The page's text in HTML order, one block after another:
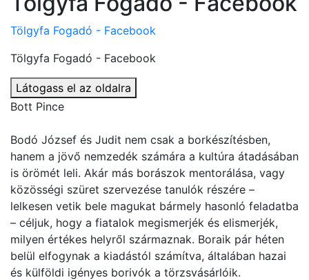
Tölgyfa Fogadó - Facebook
Tölgyfa Fogadó - Facebook
Látogass el az oldalra
Bott Pince
Bodó József és Judit nem csak a borkészítésben,
hanem a jövő nemzedék számára a kultúra átadásában
is örömét leli. Akár más borászok mentorálása, vagy
közösségi szüret szervezése tanulók részére –
lelkesen vetik bele magukat bármely hasonló feladatba
– céljuk, hogy a fiatalok megismerjék és elismerjék,
milyen értékes helyről származnak. Boraik pár héten
belül elfogynak a kiadástól számítva, általában hazai
és külföldi igényes borivók a törzsvásárlóik.